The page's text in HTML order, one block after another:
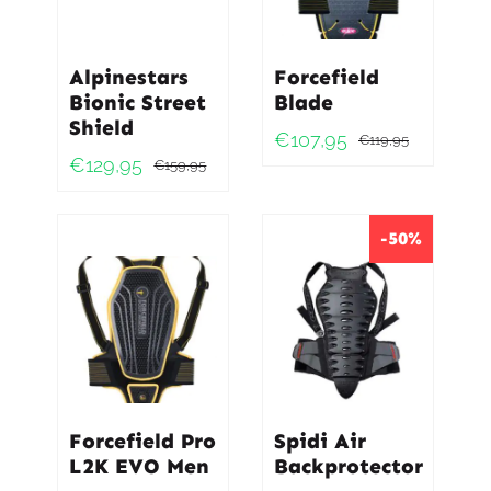
Alpinestars
Bionic Street
Shield
€159,95
€129,95
Forcefield
Blade
€119,95
was:
€107,95
is:
Forcefield Pro
L2K EVO Men
-50%
Spidi Air
Backprotector